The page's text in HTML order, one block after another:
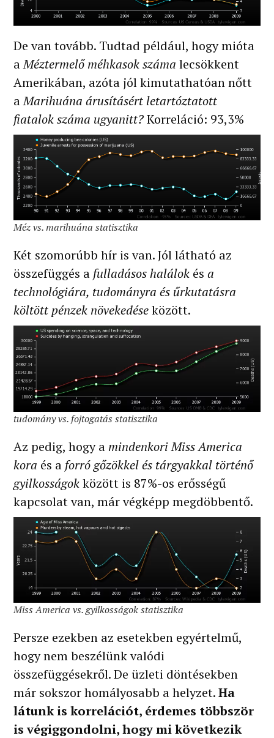
De van tovább. Tudtad például, hogy mióta
aMéztermelő méhkasok száma lecsökkent
Amerikában, azóta jól kimutathatóan nőtt
aMarihuána árusításért letartóztatott
fiatalok száma ugyanitt?Korreláció: 93,3%
Méz vs. marihuána statisztika
Két szomorúbb hír is van. Jól látható az
összefüggés a fulladásos halálok ésa
technológiára, tudományra és űrkutatásra
költött pénzek növekedéseközött.
tudomány vs. fojtogatás statisztika
Az pedig, hogy a mindenkori Miss America
kora és a forró gőzökkel és tárgyakkal történő
gyilkosságokközött is 87%-os erősségű
kapcsolat van, már végképp megdöbbentő.
Miss America vs. gyilkosságok statisztika
Persze ezekben az esetekben egyértelmű,
hogy nem beszélünk valódi
összefüggésekről. De üzleti döntésekben
már sokszor homályosabb a helyzet.Ha
látunk is korrelációt, érdemes többször
is végiggondolni, hogy mi következik